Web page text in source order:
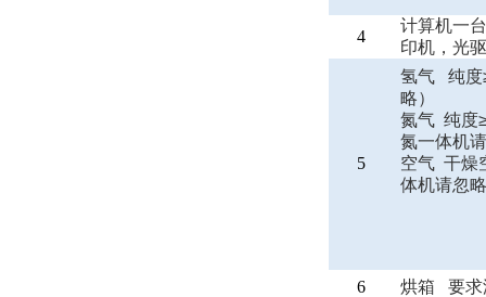
4
计算机一
印机，光
5
氢气 纯度
略）
氮气 纯度
氮一体机
空气 干燥
体机请忽
6 烘箱 要求